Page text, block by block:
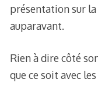
présentation sur la
auparavant.
Rien à dire côté
que ce soit avec